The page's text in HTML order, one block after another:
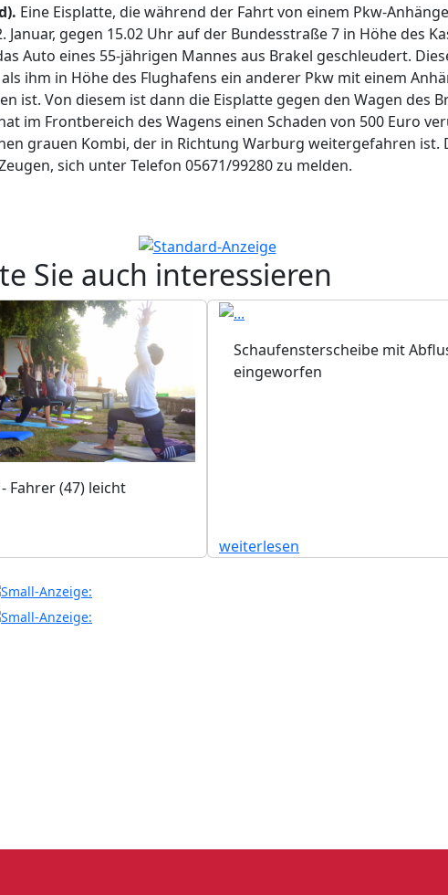
Eine Eisplatte, die während der Fahrt von einem Pkw-
Januar, gegen 15.02 Uhr auf der Bundesstraße 7 in Höhe des
Auto eines 55-jährigen Mannes aus Brakel geschleudert.
ihm in Höhe des Flughafens ein anderer Pkw mit einem
ist. Von diesem ist dann die Eisplatte gegen den Wagen des
im Frontbereich des Wagens einen Schaden von 500 Euro
grauen Kombi, der in Richtung Warburg weitergefahren ist.
sich unter Telefon 05671/99280 zu melden.
Sie auch interessieren
Fahrer (47) leicht
Schaufensterscheibe mit
eingeworfen
weiterlesen